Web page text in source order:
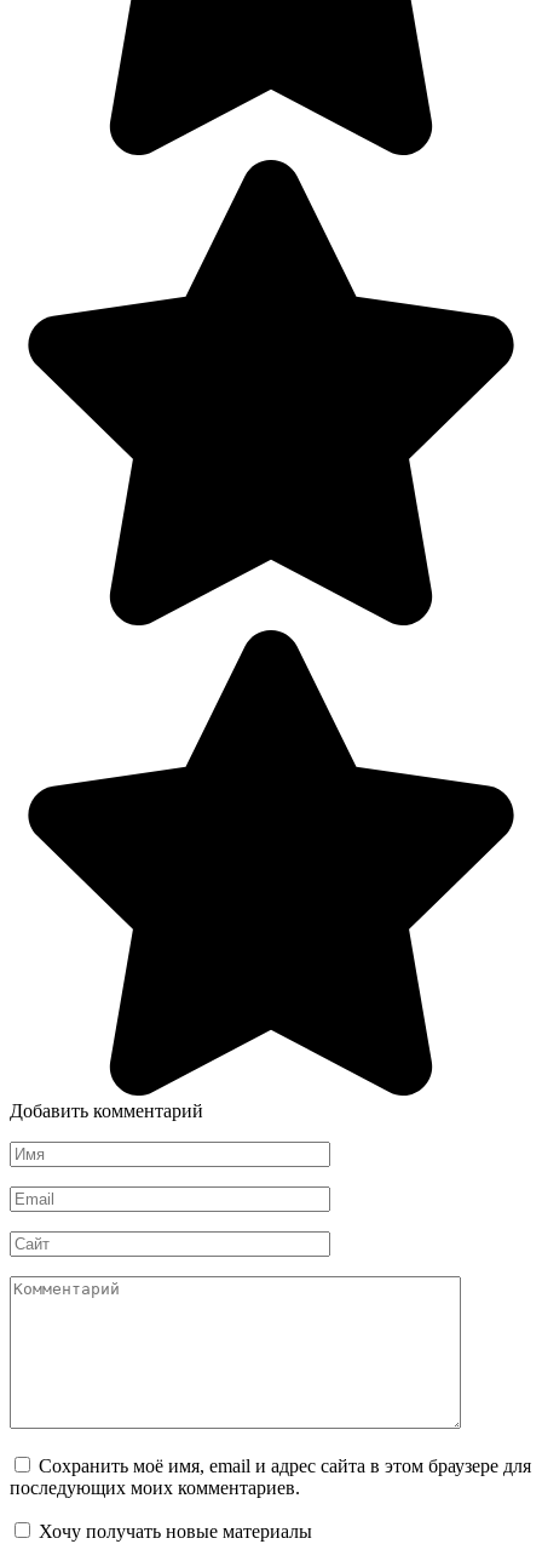
Добавить комментарий
Имя
*
Email
*
Сайт
Комментарий
Сохранить моё имя, email и адрес сайта в этом браузере для
последующих моих комментариев.
Хочу получать новые материалы